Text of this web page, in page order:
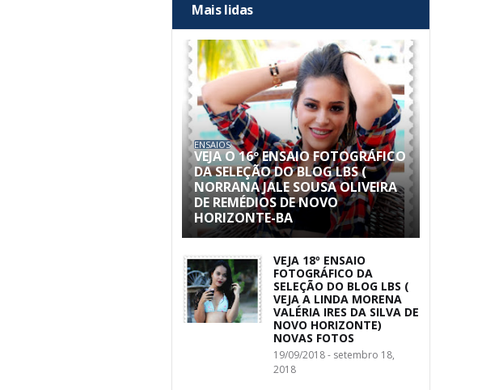
Mais lidas
ENSAIOS
VEJA O 16º ENSAIO FOTOGRÁFICO
DA SELEÇÃO DO BLOG LBS (
NORRANA JALE SOUSA OLIVEIRA
DE REMÉDIOS DE NOVO
HORIZONTE-BA
VEJA 18º ENSAIO
FOTOGRÁFICO DA
SELEÇÃO DO BLOG LBS (
VEJA A LINDA MORENA
VALÉRIA IRES DA SILVA DE
NOVO HORIZONTE)
NOVAS FOTOS
19/09/2018 - setembro 18,
2018